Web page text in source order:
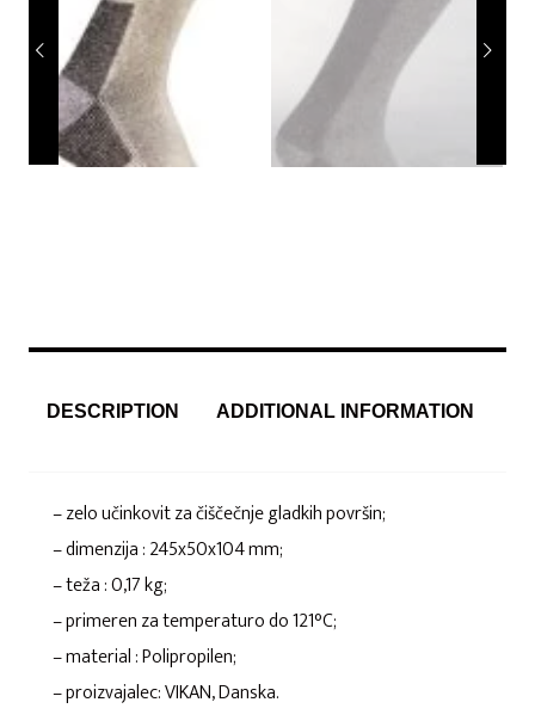
DESCRIPTION ADDITIONAL INFORMATION
– zelo učinkovit za čiščečnje gladkih površin;
– dimenzija : 245x50x104 mm;
– teža : 0,17 kg;
– primeren za temperaturo do 121°C;
– material : Polipropilen;
– proizvajalec: VIKAN, Danska.